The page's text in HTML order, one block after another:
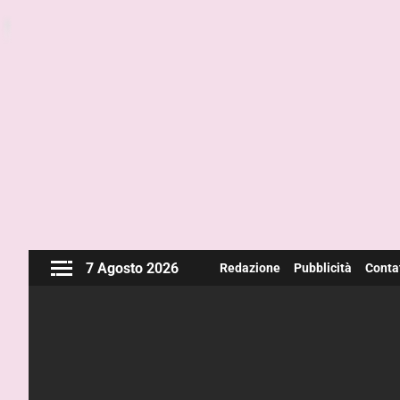
7 Agosto 2026 Redazione Pubblicità